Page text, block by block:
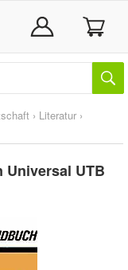
› Literatur ›
Universal UTB